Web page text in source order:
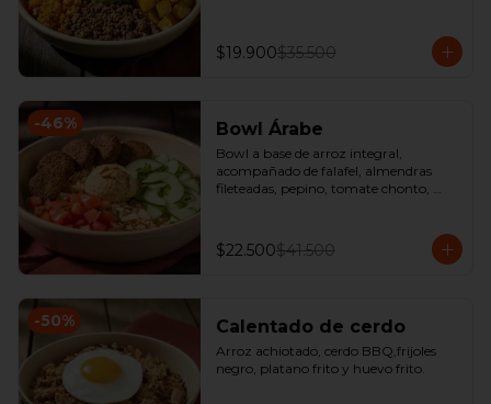
$19.900$35.500
-46% Bowl Árabe
Bowl a base de arroz integral,
acompañado de falafel, almendras
fileteadas, pepino, tomate chonto,
$22.500$41.500
-50% Calentado de cerdo
Arroz achiotado, cerdo BBQ,frijoles
negro, platano frito y huevo frito.